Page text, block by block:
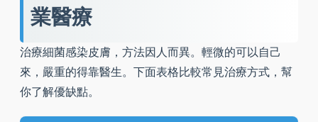
業醫療
治療細菌感染皮膚，方法因人而異。輕微的可以自己
來，嚴重的得靠醫生。下面表格比較常見治療方式，幫
你了解優缺點。